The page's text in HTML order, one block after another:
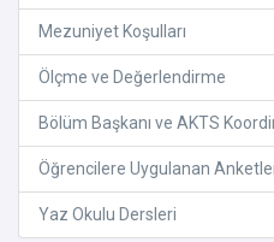
Mezuniyet Koşulları
Ölçme ve Değerlendirme
Bölüm Başkanı ve AKTS
Öğrencilere Uygulanan
Yaz Okulu Dersleri